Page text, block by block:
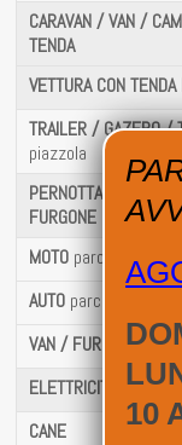
CARAVAN / VAN /
TENDA
VETTURA CON
TRAILER / GAZEBO /
piazzola
PERNOTTAMENTO IN
FURGONE
MOTO parcheggio in
AUTO parcheggio in
VAN / FURGONE
ELETTRICITÀ
CANE
10